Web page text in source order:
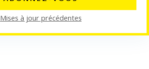
Mises à jour précédentes